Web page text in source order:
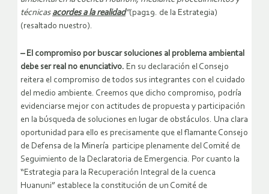
técnicas acordes a la realidad”(pag19. de la Estrategia)
(resaltado nuestro).
– El compromiso por buscar soluciones al problema ambiental
debe ser real no enunciativo. En su declaración el Consejo
reitera el compromiso de todos sus integrantes con el cuidado
del medio ambiente. Creemos que dicho compromiso, podría
evidenciarse mejor con actitudes de propuesta y participación
en la búsqueda de soluciones en lugar de obstáculos. Una clara
oportunidad para ello es precisamente que el flamante Consejo
de Defensa de la Minería participe plenamente del Comité de
Seguimiento de la Declaratoria de Emergencia. Por cuanto la
“Estrategia para la Recuperación Integral de la cuenca
Huanuni” establece la constitución de un Comité de